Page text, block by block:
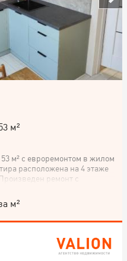
м²
м² с евроремонтом в жилом
расположена на 4 этаже
ремонт с
на металлопластиковые,
натянуть потолок и
большой (6,5м) без
сторона, окна выходят
рядом детская поликлиника,
более 3-х лет.
м²